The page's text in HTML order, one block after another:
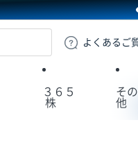
GMOクリック証券
よくある ご
３６５
株
その
他